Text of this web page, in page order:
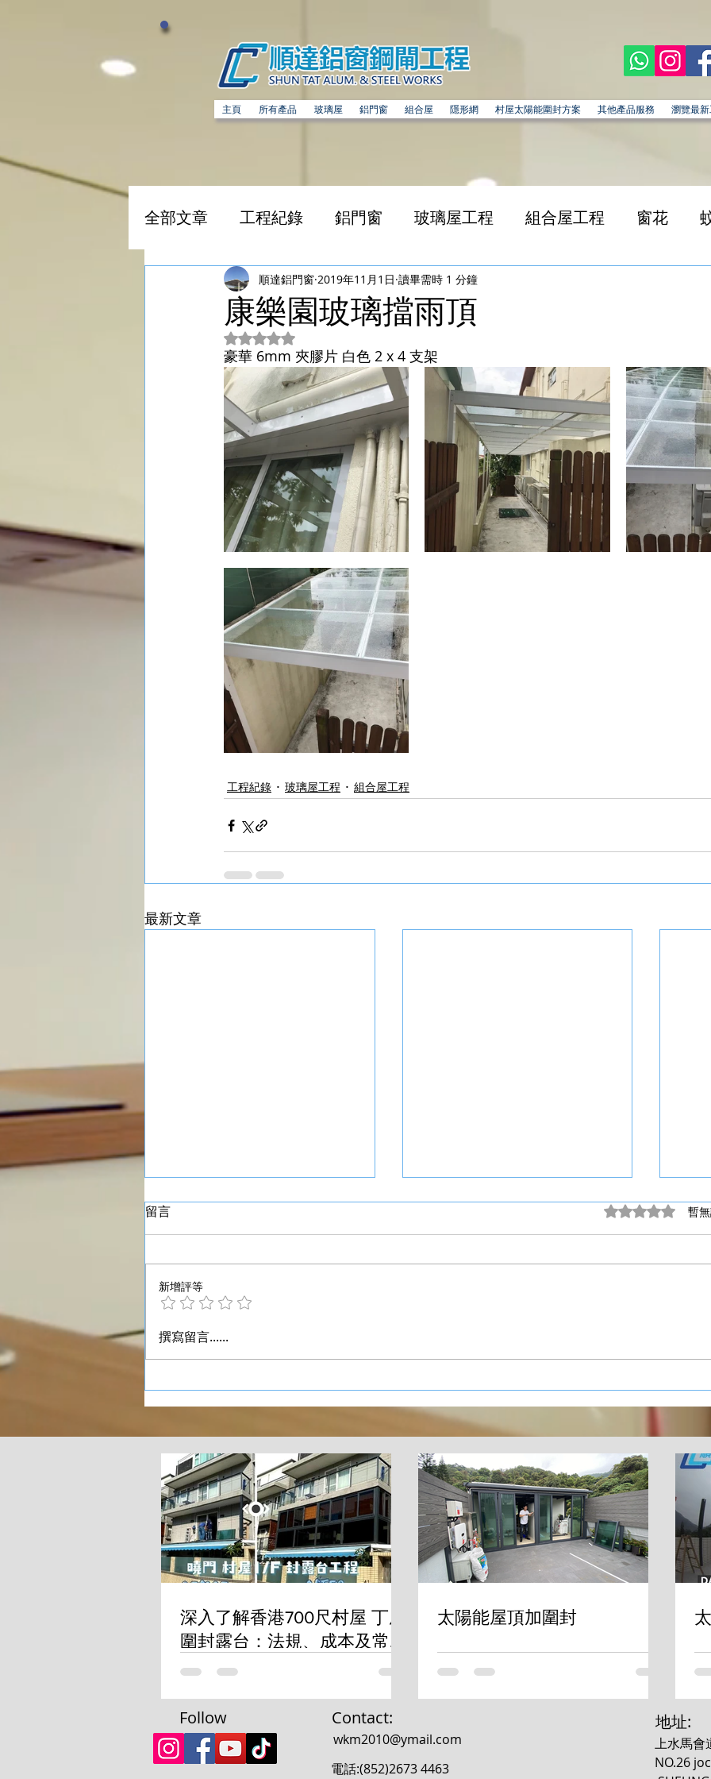
主頁 所有產品 玻璃屋 鋁門窗 組合屋 隱形網 村屋太陽能圍封方案 其他產品服務 瀏覽最
全部文章 工程紀錄 鋁門窗 玻璃屋工程 組合屋工程 窗花
不銹鋼閘 精選工程
康樂園玻璃擋雨頂
順達鋁門窗 2019年11月1日 讀畢需時 1 分鐘
評等為 NaN（最高為 5 顆星）。
豪華 6mm 夾膠片 白色 2 x 4 支架
工程紀錄 玻璃屋工程 組合屋工程
最新文章
深入了解香港700尺村屋 丁屋
屯門愛琴灣
留言 評等為 0（最高
暫
新增評等
撰寫留言......
Follow Contact:
wkm2010@ymail.com
電話:(852)2673 4463
​地址:
上水馬會
NO.26
深入了解香港700尺村屋 丁屋
圍封露台：法規、成本及常見
問題
太陽能屋頂加圍封